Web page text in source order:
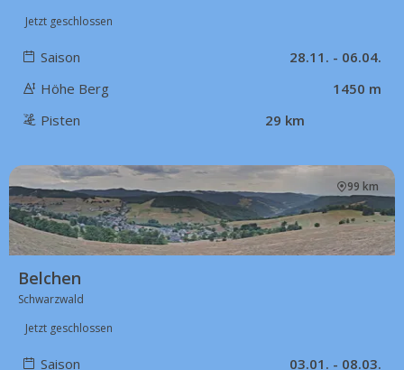
Jetzt geschlossen
Saison
28.11. - 06.04.
Höhe Berg
1450 m
Pisten
29 km
99 km
Belchen
Schwarzwald
Jetzt geschlossen
Saison
03.01. - 08.03.